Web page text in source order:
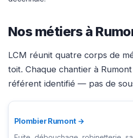
Nos métiers à
LCM réunit quatre corps de
toit. Chaque chantier à
référent identifié — pas de
Plombier Rumont →